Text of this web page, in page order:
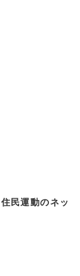
民運動のネッ